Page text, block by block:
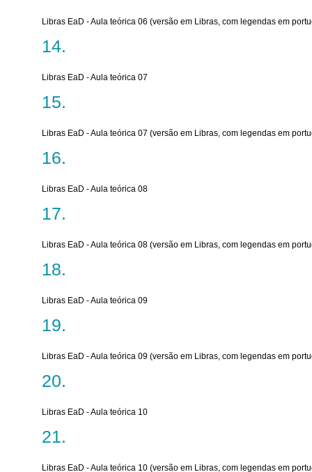
Libras EaD - Aula teórica 06 (versão em Libras, com legendas em
Libras EaD - Aula teórica 07
Libras EaD - Aula teórica 07 (versão em Libras, com legendas em
Libras EaD - Aula teórica 08
Libras EaD - Aula teórica 08 (versão em Libras, com legendas em
Libras EaD - Aula teórica 09
Libras EaD - Aula teórica 09 (versão em Libras, com legendas em
Libras EaD - Aula teórica 10
Libras EaD - Aula teórica 10 (versão em Libras, com legendas em